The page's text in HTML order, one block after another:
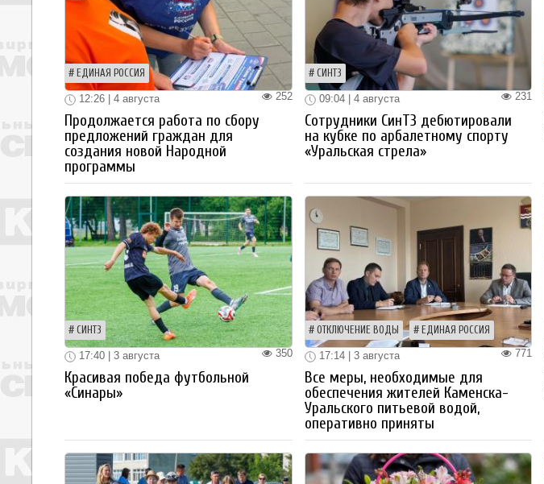
ЕДИНАЯ РОССИЯ
252
12:26 | 4 августа
Продолжается работа по сбору
предложений граждан для
создания новой Народной
программы
СИНТЗ
231
09:04 | 4 августа
Сотрудники СинТЗ дебютировали
на кубке по арбалетному спорту
«Уральская стрела»
СИНТЗ
350
17:40 | 3 августа
Красивая победа футбольной
«Синары»
ОТКЛЮЧЕНИЕ ВОДЫ ЕДИНАЯ РОССИЯ
771
17:14 | 3 августа
Все меры, необходимые для
обеспечения жителей Каменска-
Уральского питьевой водой,
оперативно приняты